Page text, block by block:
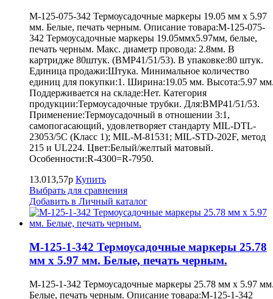
M-125-075-342 Термоусадочные маркеры 19.05 мм х 5.97
мм. Белые, печать черным. Описание товара:M-125-075-
342 Термоусадочные маркеры 19.05ммх5.97мм, белые,
печать черным. Макс. диаметр провода: 2.8мм. В
картридже 80штук. (BMP41/51/53). В упаковке:80 штук.
Единица продажи:Штука. Минимальное количество
единиц для покупки:1. Ширина:19.05 мм. Высота:5.97
Поддерживается на складе:Нет. Категория
продукции:Термоусадочные трубки. Для:BMP41/51/53.
Применение:Термоусадочный в отношении 3:1,
самопогасающий, удовлетворяет стандарту MIL-DTL-
23053/5C (Класс 1); MIL-M-81531; MIL-STD-202F, метод
215 и UL224. Цвет:Белый/желтый матовый.
Особенности:R-4300=R-7950.
13.013,57р Купить
Выбрать для сравнения
Добавить в Личный каталог
M-125-1-342 Термоусадочные маркеры 25.78
мм х 5.97 мм. Белые, печать черным.
M-125-1-342 Термоусадочные маркеры 25.78 мм х 5.97
Белые, печать черным. Описание товара:M-125-1-342